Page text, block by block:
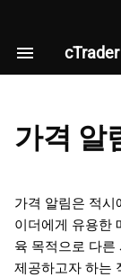
검
가격 알림을 공
가격 알
가격 알림은 적시
이더에게 유용한
육 목적으로 다른
제공하고자 하는